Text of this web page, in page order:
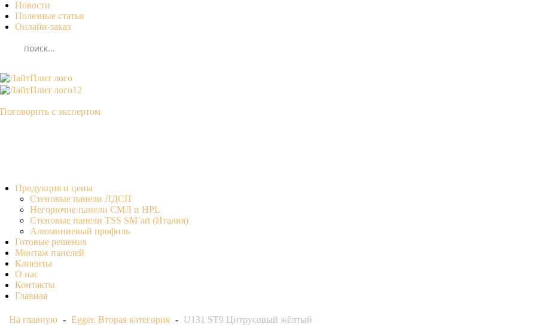
Новости
Полезные статьи
Онлайн-заказ
Поговорить с экспертом
Продукция и цены
Стеновые панели ЛДСП
Негорючие панели СМЛ и HPL
Стеновые панели TSS SM’art (Италия)
Алюминиевый профиль
Готовые решения
Монтаж панелей
Клиенты
О нас
Контакты
Главная
На главную - Egger. Вторая категория - U131 ST9 Цитрусовый жёлтый